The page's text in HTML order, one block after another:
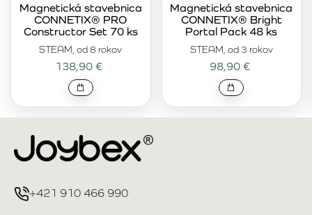
STEAM, od 8 rokov
Magnetická stavebnica
CONNETIX® PRO
Constructor Set 70 ks
138,90 €
STEAM, od 3 rokov
Magnetická stavebnica
CONNETIX® Bright
Portal Pack 48 ks
98,90 €
+421 910 466 990